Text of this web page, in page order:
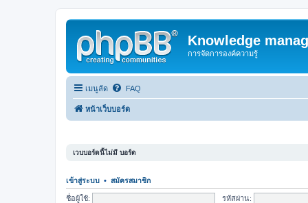
Knowledge
การจัดการองค์ความรู้
เมนูลัด FAQ
หน้าเว็บบอร์ด
เวบบอร์ดนี้ไม่มี บอร์ด
เข้าสู่ระบบ • สมัครสมาชิก
ชื่อผู้ใช้: รหัสผ่าน: